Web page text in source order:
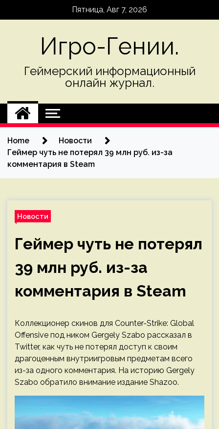
Пятница, Авг 7, 2026
Игро-Гении.
Геймерский информационный
онлайн журнал.
Home
Новости
Геймер чуть не потерял 39 млн руб. из-за
комментария в Steam
Новости
Геймер чуть не потерял
39 млн руб. из-за
комментария в Steam
Коллекционер скинов для Counter-Strike: Global
Offensive под ником Gergely Szabo рассказал в
Twitter, как чуть не потерял доступ к своим
драгоценным внутриигровым предметам всего
из-за одного комментария. На историю Gergely
Szabo обратило внимание издание Shazoo.